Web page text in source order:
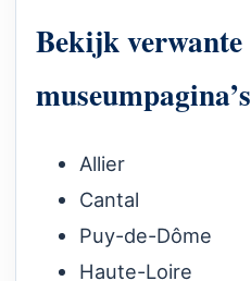
Bekijk verwante
museumpagina’s
Allier
Cantal
Puy-de-Dôme
Haute-Loire